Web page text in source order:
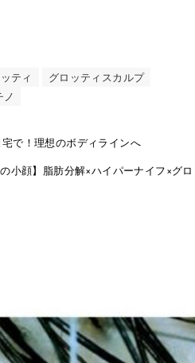
ティ
グロッティスカルプ
ノ
で！理想のボディラインへ
小顔】脂肪分解×ハイパーナイフ×グ